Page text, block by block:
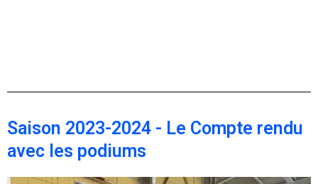
Saison 2023-2024 - Le Compte rendu
avec les podiums